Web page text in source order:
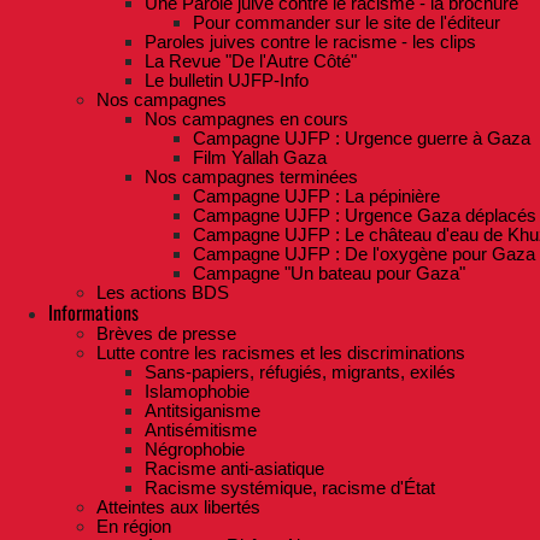
Pour commander sur le site de l'éditeur
Paroles juives contre le racisme - les clips
La Revue "De l'Autre Côté"
Le bulletin UJFP-Info
Nos campagnes
Nos campagnes en cours
Campagne UJFP : Urgence guerre à Gaza
Film Yallah Gaza
Nos campagnes terminées
Campagne UJFP : La pépinière
Campagne UJFP : Urgence Gaza déplacés
Campagne UJFP : Le château d'eau de
Campagne UJFP : De l'oxygène pour Gaza
Campagne "Un bateau pour Gaza"
Les actions BDS
Informations
Brèves de presse
Lutte contre les racismes et les discriminations
Sans-papiers, réfugiés, migrants, exilés
Islamophobie
Antitsiganisme
Antisémitisme
Négrophobie
Racisme anti-asiatique
Racisme systémique, racisme d'État
Atteintes aux libertés
En région